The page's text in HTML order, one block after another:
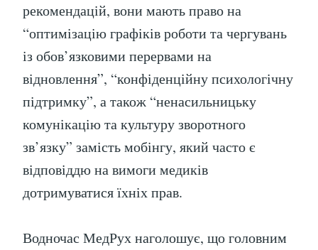
рекомендацій, вони мають право на
“оптимізацію графіків роботи та чергувань
із обов’язковими перервами на
відновлення”, “конфіденційну психологічну
підтримку”, а також “ненасильницьку
комунікацію та культуру зворотного
зв’язку” замість мобінгу, який часто є
відповіддю на вимоги медиків
дотримуватися їхніх прав.
Водночас МедРух наголошує, що головним